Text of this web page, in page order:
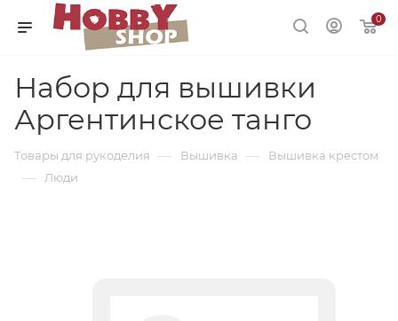
0
Набор для вышивки
Аргентинское танго
Товары для рукоделия — Вышивка — Вышивка крестом
— Люди